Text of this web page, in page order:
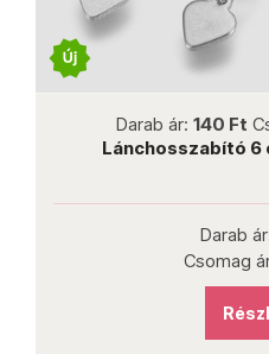
Darab ár: 140 Ft
Lánchosszabító 6
Darab
Csomag